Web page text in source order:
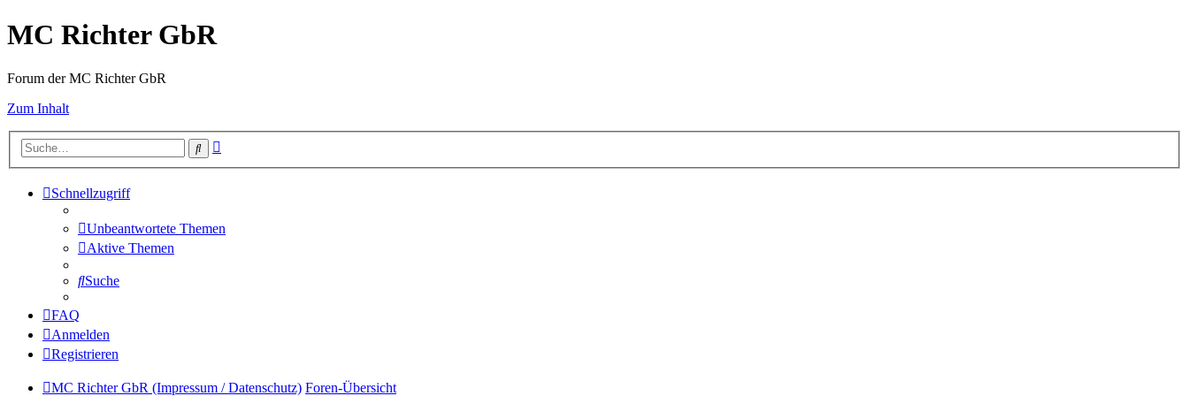
MC Richter GbR
Forum der MC Richter GbR
Zum Inhalt
Suche
Schnellzugriff
Unbeantwortete Themen
Aktive Themen
Suche
FAQ
Anmelden
Registrieren
MC Richter GbR (Impressum / Datenschutz) Foren-Übersicht